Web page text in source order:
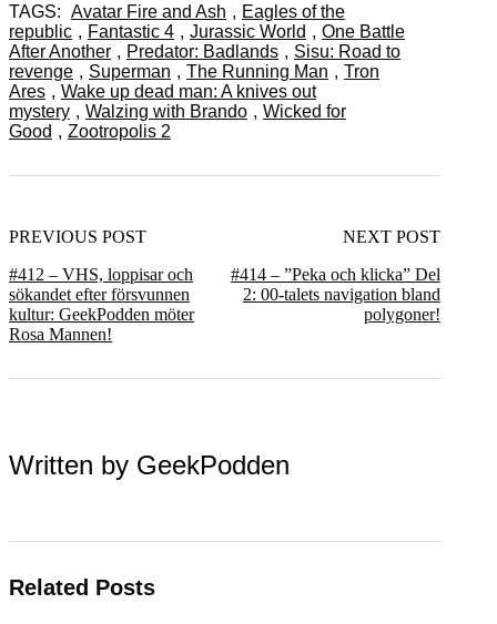
TAGS: Avatar Fire and Ash , Eagles of the
republic , Fantastic 4 , Jurassic World , One Battle
After Another , Predator: Badlands , Sisu: Road to
revenge , Superman , The Running Man , Tron
Ares , Wake up dead man: A knives out
mystery , Walzing with Brando , Wicked for
Good , Zootropolis 2
PREVIOUS POST
#412 – VHS, loppisar och
sökandet efter försvunnen
kultur: GeekPodden möter
Rosa Mannen!
NEXT POST
#414 – ”Peka och klicka” Del
2: 00-talets navigation bland
polygoner!
Written by GeekPodden
Related Posts